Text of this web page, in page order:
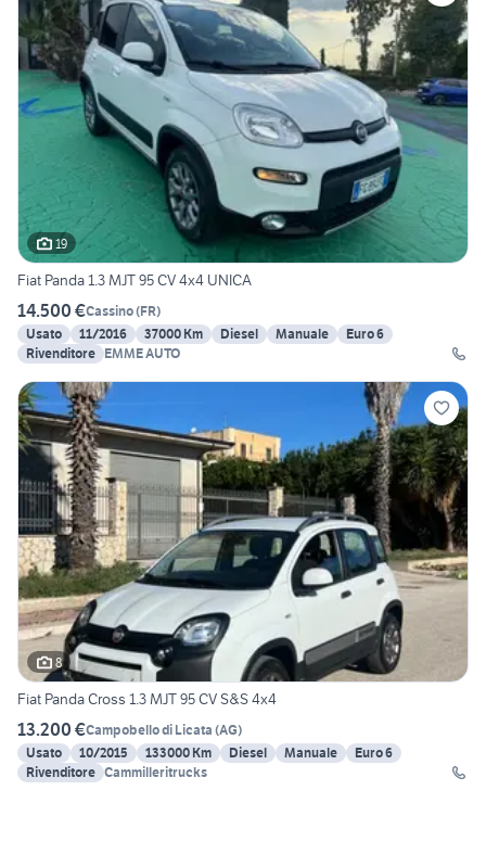
19
Fiat Panda 1.3 MJT 95 CV 4x4 UNICA
14.500 €Cassino(FR)
Usato
11/2016 37000 Km Diesel Manuale
Euro 6
Rivenditore EMME AUTO
8
Fiat Panda Cross 1.3 MJT 95 CV S&S 4x4
13.200 €Campobello di Licata (AG)
Usato
10/2015 133000 Km Diesel Manuale
Euro 6
Rivenditore Cammilleritrucks